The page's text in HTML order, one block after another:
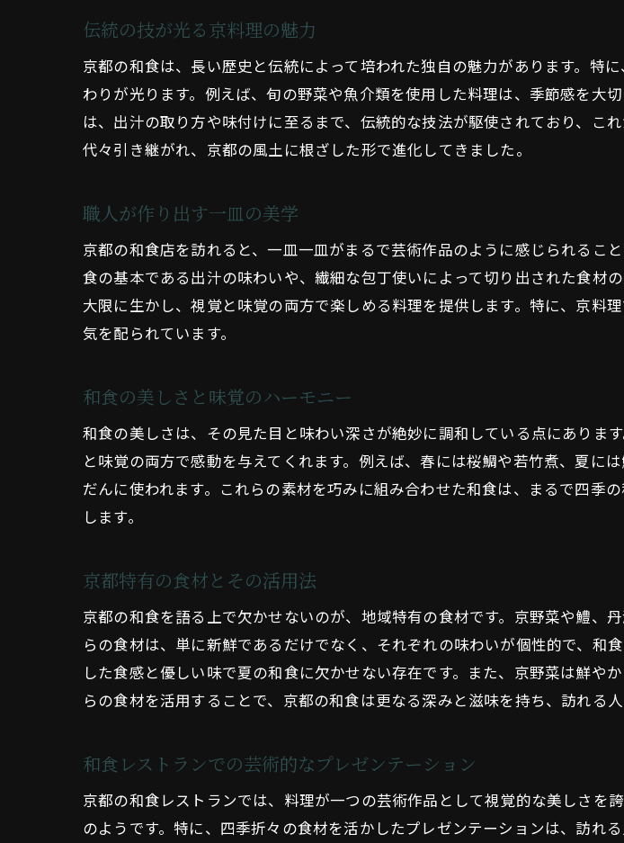
秋の松茸料理と風味豊
冬のふぐ鍋と心温まる
季節ごとの色彩豊かな
和食に込められた歴史
京料理と日本文化の結
京都の和食がもたらす感動
一口ごとに広がる豊か
五感で味わう和食の世
食卓で訪れる小さな幸
春の京都で味わう和食の新
春野菜のフレッシュな
桜と共に楽しむ和食の
春の訪れを祝う特別な
和食で感じる春の息吹
春の食材が織りなす美
伝統の技が光る京料理の魅力
京都の和食は、長い歴史と伝統によって培われた独自の魅力があります。特
わりが光ります。例えば、旬の野菜や魚介類を使用した料理は、季節感を大
は、出汁の取り方や味付けに至るまで、伝統的な技法が駆使されており、こ
代々引き継がれ、京都の風土に根ざした形で進化してきました。
職人が作り出す一皿の美学
京都の和食店を訪れると、一皿一皿がまるで芸術作品のように感じられるこ
食の基本である出汁の味わいや、繊細な包丁使いによって切り出された食材
大限に生かし、視覚と味覚の両方で楽しめる料理を提供します。特に、京料
気を配られています。
和食の美しさと味覚のハーモニー
和食の美しさは、その見た目と味わい深さが絶妙に調和している点にありま
と味覚の両方で感動を与えてくれます。例えば、春には桜鯛や若竹煮、夏に
だんに使われます。これらの素材を巧みに組み合わせた和食は、まるで四季
します。
京都特有の食材とその活用法
京都の和食を語る上で欠かせないのが、地域特有の食材です。京野菜や鱧、
らの食材は、単に新鮮であるだけでなく、それぞれの味わいが個性的で、和
した食感と優しい味で夏の和食に欠かせない存在です。また、京野菜は鮮や
らの食材を活用することで、京都の和食は更なる深みと滋味を持ち、訪れる
和食レストランでの芸術的なプレゼンテーション
京都の和食レストランでは、料理が一つの芸術作品として視覚的な美しさを
のようです。特に、四季折々の食材を活かしたプレゼンテーションは、訪れ